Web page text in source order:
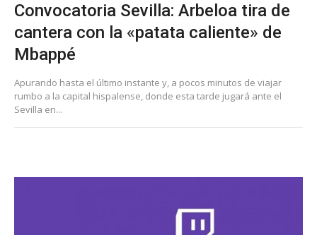
Convocatoria Sevilla: Arbeloa tira de
cantera con la «patata caliente» de
Mbappé
Apurando hasta el último instante y, a pocos minutos de viajar
rumbo a la capital hispalense, donde esta tarde jugará ante el
Sevilla en...